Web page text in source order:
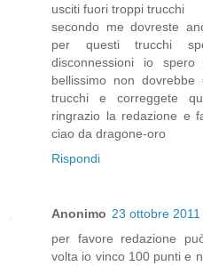
usciti fuori troppi trucchi
secondo me dovreste
per questi trucchi
disconnessioni io
bellissimo non
trucchi e correggete
ringrazio la redazione e
ciao da dragone-oro
Rispondi
Anonimo 23 ottobre
per favore redazione
volta io vinco 100 punti e